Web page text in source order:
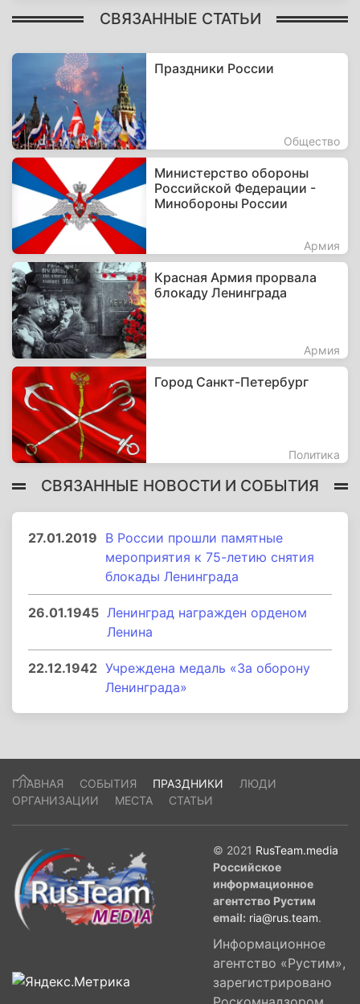
СВЯЗАННЫЕ СТАТЬИ
Праздники России
Общество
Министерство обороны
Российской Федерации -
Минобороны России
Армия
Красная Армия прорвала
блокаду Ленинграда
Армия
Город Санкт-Петербург
Политика
СВЯЗАННЫЕ НОВОСТИ И СОБЫТИЯ
27.01.2019 В России прошли памятные
мероприятия к 75-летию снятия
блокады Ленинграда
26.01.1945 Ленинград награжден орденом
Ленина
22.12.1942 Учреждена медаль «За оборону
Ленинграда»
ГЛАВНАЯ СОБЫТИЯ ПРАЗДНИКИ
ЛЮДИ
ОРГАНИЗАЦИИ
МЕСТА СТАТЬИ
© 2021 RusTeam.media
Российское
информационное
агентство Рустим
email: ria@rus.team.
Информационное
агентство «Рустим»,
зарегистрировано